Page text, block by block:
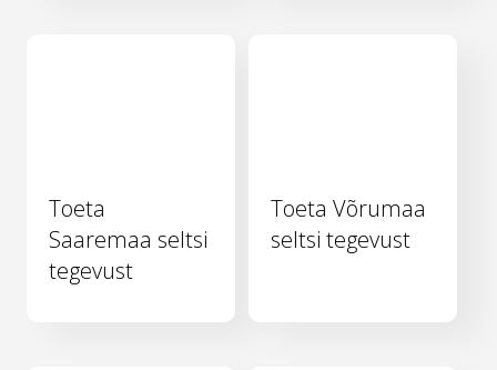
Toeta
Saaremaa seltsi
tegevust
Toeta Võrumaa
seltsi tegevust